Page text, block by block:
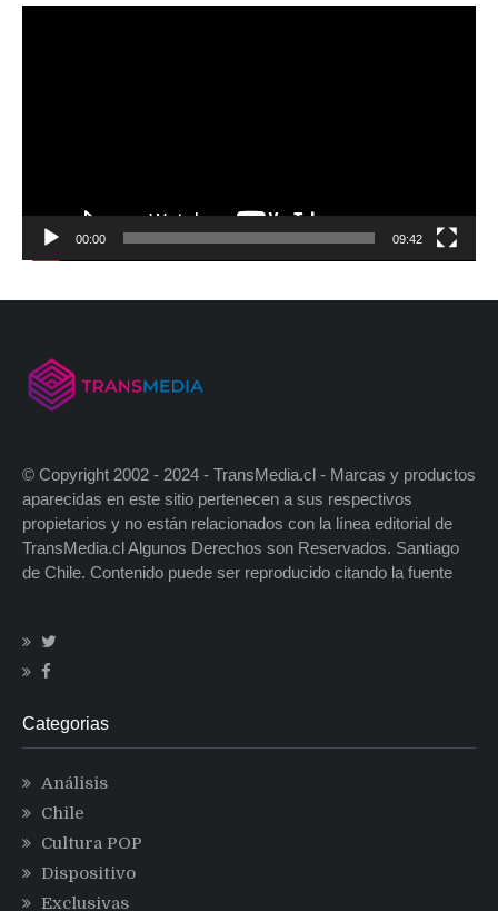
00:00 09:42
© Copyright 2002 - 2024 - TransMedia.cl - Marcas y productos
aparecidas en este sitio pertenecen a sus respectivos
propietarios y no están relacionados con la línea editorial de
TransMedia.cl Algunos Derechos son Reservados. Santiago
de Chile. Contenido puede ser reproducido citando la fuente
Categorias
Análisis
Chile
Cultura POP
Dispositivo
Exclusivas